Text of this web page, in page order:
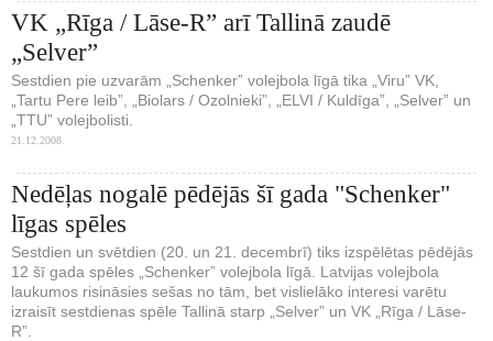
VK „Rīga / Lāse-R” arī Tallinā zaudē
„Selver”
Sestdien pie uzvarām „Schenker” volejbola līgā tika „Viru” VK,
„Tartu Pere leib”, „Biolars / Ozolnieki”, „ELVI / Kuldīga”, „Selver” un
„TTU” volejbolisti.
21.12.2008.
Nedēļas nogalē pēdējās šī gada "Schenker"
līgas spēles
Sestdien un svētdien (20. un 21. decembrī) tiks izspēlētas pēdējās
12 šī gada spēles „Schenker” volejbola līgā. Latvijas volejbola
laukumos risināsies sešas no tām, bet vislielāko interesi varētu
izraisīt sestdienas spēle Tallinā starp „Selver” un VK „Rīga / Lāse-
R”.